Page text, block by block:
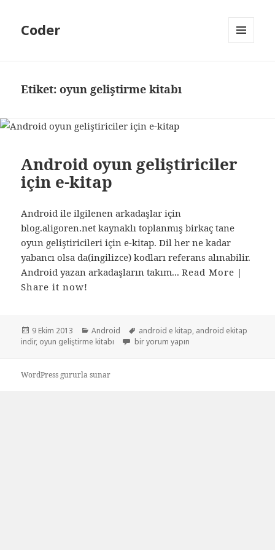
Coder
Etiket:oyun geliştirme kitabı
Android oyun geliştiriciler
için e-kitap
Android ile ilgilenen arkadaşlar için
blog.aligoren.net kaynaklı toplanmış birkaç tane
oyun geliştiricileri için e-kitap. Dil her ne kadar
yabancı olsa da(ingilizce) kodları referans alınabilir.
Android yazan arkadaşların takım...Read More |
Share it now!
Yayın
tarihi
9 Ekim 2013 Kategoriler
Android Etiketler
android e kitap, android ekitap
indir, oyun geliştirme kitabı Android oyun geliştiriciler için e-kitap için
bir yorum yapın
WordPress gururla sunar